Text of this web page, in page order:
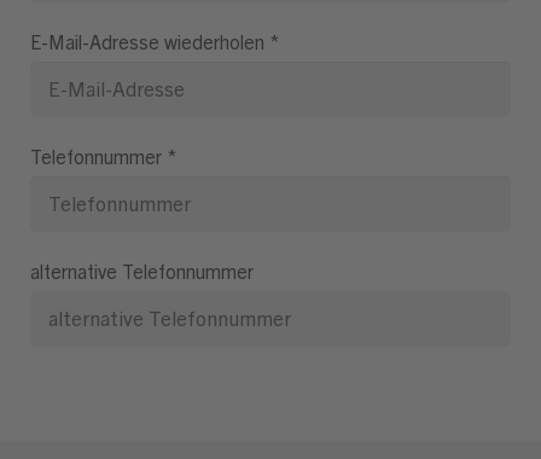
E-Mail-Adresse wiederholen *
Telefonnummer *
alternative Telefonnummer